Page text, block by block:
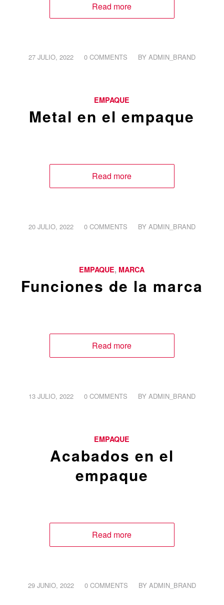
Read more
27 JULIO, 2022
/ 0 COMMENTS
/ BY ADMIN_BRAND
EMPAQUE
Metal en el empaque
Read more
20 JULIO, 2022
/ 0 COMMENTS
/ BY ADMIN_BRAND
EMPAQUE, MARCA
Funciones de la marca
Read more
13 JULIO, 2022
/ 0 COMMENTS
/ BY ADMIN_BRAND
EMPAQUE
Acabados en el
empaque
Read more
29 JUNIO, 2022
/ 0 COMMENTS
/ BY ADMIN_BRAND